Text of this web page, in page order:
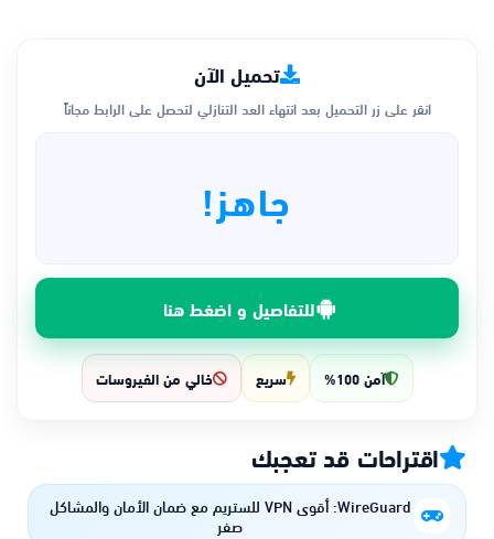
تحميل الآن
انقر على زر التحميل بعد انتهاء العد التنازلي لتحصل على الرابط مجاناً
جاهز!
للتفاصيل و اضغط هنا
آمن 100% سريع خالي من الفيروسات
اقتراحات قد تعجبك
WireGuard: أقوى VPN للستريم مع ضمان الأمان والمشاكل
صفر